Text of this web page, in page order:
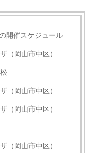
開催スケジュール
（岡山市中区）
（岡山市中区）
（岡山市中区）
（岡山市中区）